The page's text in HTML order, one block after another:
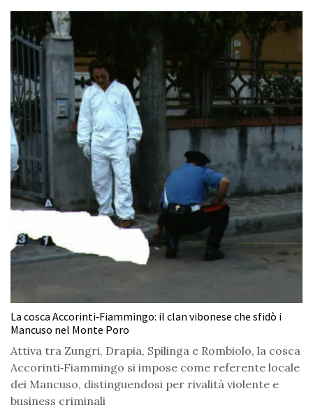
La cosca Accorinti‑Fiammingo: il clan vibonese che sfidò i
Mancuso nel Monte Poro
Attiva tra Zungri, Drapia, Spilinga e Rombiolo, la cosca
Accorinti‑Fiammingo si impose come referente locale
dei Mancuso, distinguendosi per rivalità violente e
business criminali